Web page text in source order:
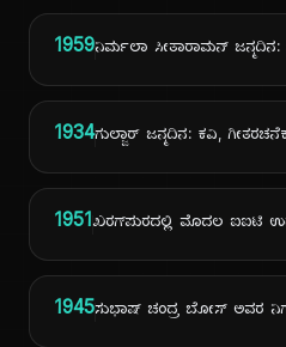
1959ನಿರ್ಮಲಾ ಸೀತಾರಾಮನ್
1934ಗುಲ್ಜಾರ್ ಜನ್ಮದಿನ: ಕವಿ,
1951ಖರಗ್‌ಪುರದಲ್ಲಿ ಮೊದಲ ಐಐಟಿ
1945ಸುಭಾಷ್ ಚಂದ್ರ ಬೋಸ್ ಅವರ